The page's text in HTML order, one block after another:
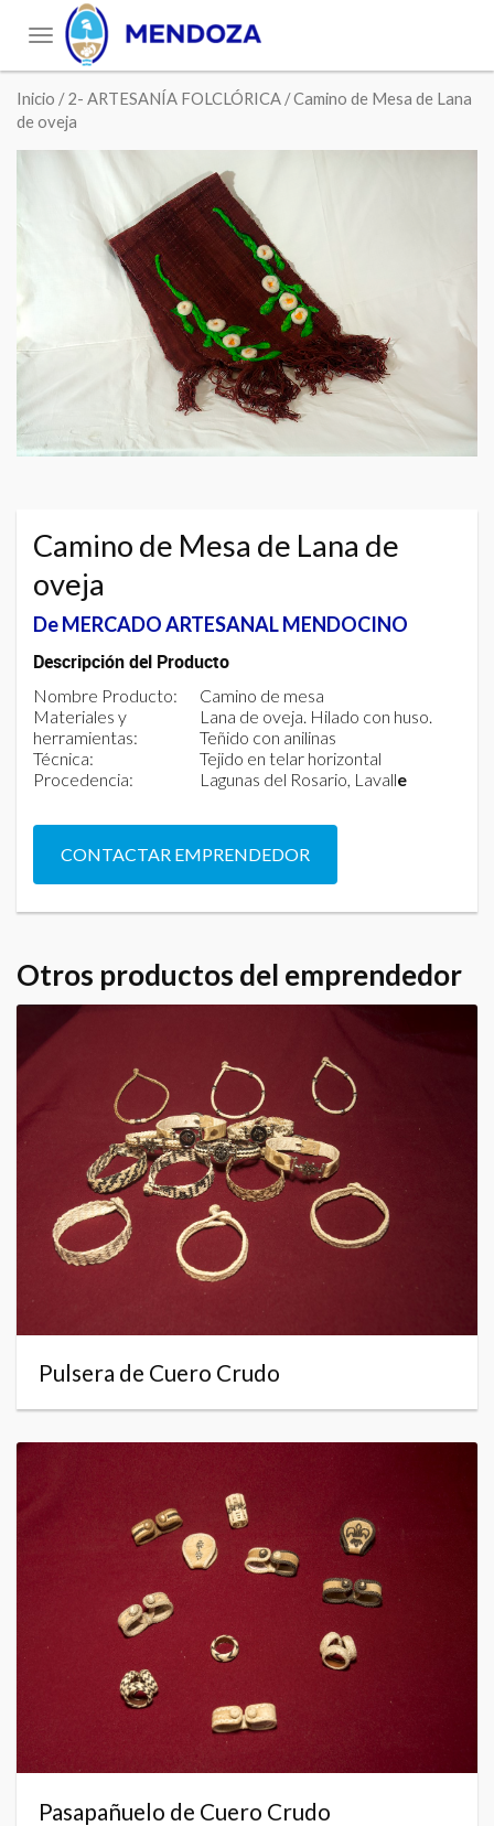
Toggle
navigation
Inicio /2- ARTESANÍA FOLCLÓRICA / Camino de Mesa de Lana
de oveja
Camino de Mesa de Lana de
oveja
De MERCADO ARTESANAL MENDOCINO
Descripción del Producto
Nombre Producto:
Camino de mesa
Materiales y
herramientas:
Lana de oveja. Hilado con huso.
Teñido con anilinas
Técnica:
Tejido en telar horizontal
Procedencia:
Lagunas del Rosario, Lavalle
CONTACTAR EMPRENDEDOR
Otros productos del emprendedor
Pulsera de Cuero Crudo
Pasapañuelo de Cuero Crudo